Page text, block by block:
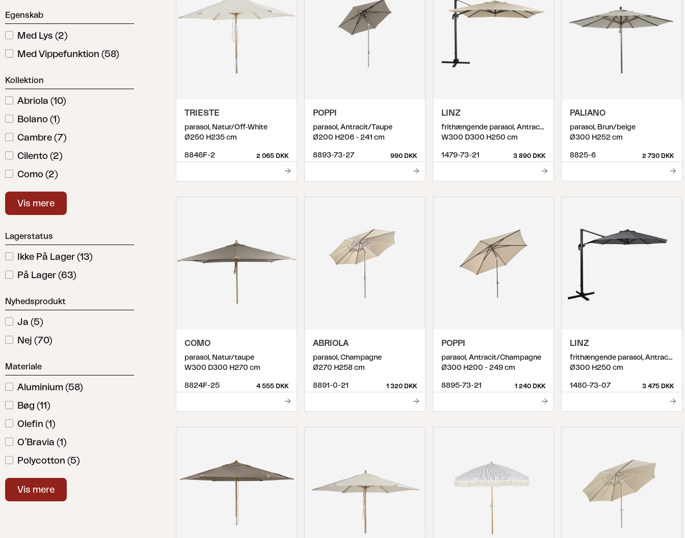
Kelia
Egenskab
Med Lys (2)
Med Vippefunktion (58)
Kollektion
Abriola (10)
Bolano (1)
Cambre (7)
Cilento (2)
Como (2)
Easy Sun(1
Linz(6)
Paliano(4)
Paris(
Parma(1
Reggio(3)
6
Trieste (
Varallo(3
)
Vis mere
Lagerstatus
Ikke På Lager (13)
På Lager (63)
Nyhedsprodukt
Ja (5)
Nej (70)
Materiale
Aluminium (58)
Bøg (11)
Olefin (1)
O’Bravia (1)
Polycotton (5)
Polyester(69
Vis mere
TRIESTE
parasol, Natur/Off-White
Ø250 H235 cm
8846F-2 2 065 DKK
POPPI
parasol, Antracit/Taupe
Ø200 H206 - 241 cm
8893-73-27 990 DKK
LINZ
frithængende parasol, Antracit/khaki
W300 D300 H250 cm
1479-73-21 3 890 DKK
PALIANO
parasol, Brun/beige
Ø300 H252 cm
8825-6 2 730 DKK
COMO
parasol, Natur/taupe
W300 D300 H270 cm
8824F-25 4 555 DKK
ABRIOLA
parasol, Champagne
Ø270 H258 cm
8891-0-21 1 320 DKK
POPPI
parasol, Antracit/Champagne
Ø300 H200 - 249 cm
8895-73-21 1 240 DKK
LINZ
frithængende parasol, Antracit/Grå
Ø300 H250 cm
1480-73-07 3 475 DKK